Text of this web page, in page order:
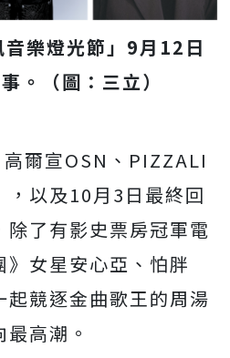
樂燈光節」9月12日
。（圖：三立）
爾宣OSN 、 PIZZALI
，以及10月 3 日最終回
了有影史票房冠軍電
女星安心亞、怕胖
競逐金曲歌王的周湯
高潮。